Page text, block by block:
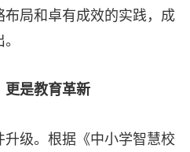
局和卓有成效的实践， 成
。
更是教育革新
级。根据《中小学智慧校